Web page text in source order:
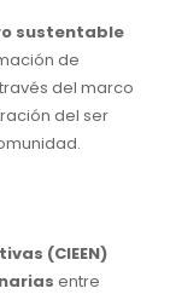
sustentable
de
del marco
del ser
(CIEEN)
entre